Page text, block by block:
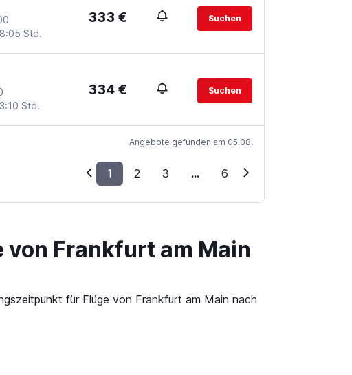
Std.
333 € Suchen
Std.
334 € Suchen
Angebote gefunden am 05.08.
1 2 3 ... 6
Frankfurt am Main
für Flüge von Frankfurt am Main nach